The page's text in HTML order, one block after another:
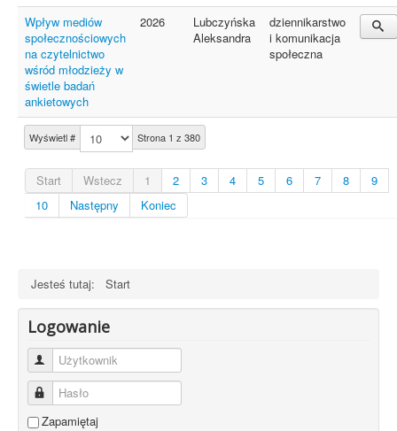
Wyświetl # Strona 1 z 380
Start Wstecz 1 2 3 4 5 6 7 8
9
10
Następny Koniec
Wpływ mediów
społecznościowych
na czytelnictwo
wśród młodzieży w
świetle badań
ankietowych
2026
Lubczyńska
Aleksandra
dziennikarstwo
i komunikacja
społeczna
Jesteś tutaj: Start
Logowanie
Użytkownik
Hasło
Zapamiętaj